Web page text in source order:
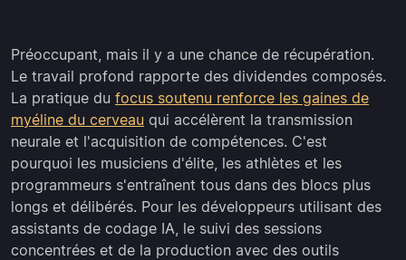
Préoccupant, mais il y a une chance de récupération.
Le travail profond rapporte des dividendes composés.
La pratique du focus soutenu renforce les gaines de
myéline du cerveau qui accélèrent la transmission
neurale et l'acquisition de compétences. C'est
pourquoi les musiciens d'élite, les athlètes et les
programmeurs s'entraînent tous dans des blocs plus
longs et délibérés. Pour les développeurs utilisant des
assistants de codage IA, le suivi des sessions
concentrées et de la production avec des outils